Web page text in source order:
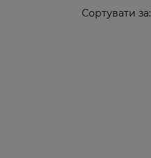
Сортувати за: